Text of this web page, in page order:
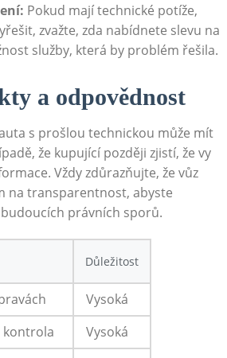
Pokud mají technické potíže,
zvažte, zda nabídnete slevu na
služby, která by problém řešila.
a odpovědnost
s prošlou technickou může mít
že kupující později zjistí, že vy
Vždy zdůrazňujte, že vůz
na transparentnost, abyste
právních sporů.
Důležitost
Vysoká
kontrola
Vysoká